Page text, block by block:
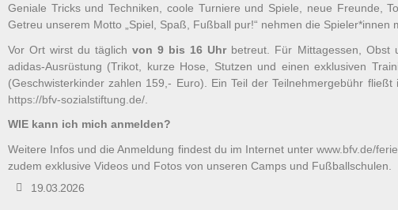
Geniale Tricks und Techniken, coole Turniere und Spiele, neue Freunde,
Getreu unserem Motto „Spiel, Spaß, Fußball pur!“ nehmen die
Vor Ort wirst du täglichvon 9 bis 16 Uhrbetreut. Für Mittagessen, Obst
adidas-Ausrüstung (Trikot, kurze Hose, Stutzen und einen exklusiven
(Geschwisterkinder zahlen 159,- Euro). Ein Teil der Teilnehmergebühr
https://bfv-sozialstiftung.de/
WIE kann ich mich anmelden?
Weitere Infos und die Anmeldung findest du im Internet unterwww.bfv.de/
zudem exklusive Videos und Fotos von unseren Camps und Fußballschulen.
19.03.2026